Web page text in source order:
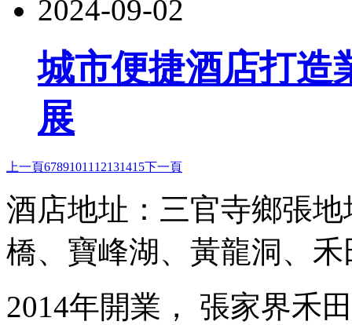
2024-09-02
城市便捷酒店打造
展
上一頁67891011 12131415下一頁
酒店地址：三官寺鄉張
橋、寶峰湖、黃龍洞、
2014年開業， 張家界